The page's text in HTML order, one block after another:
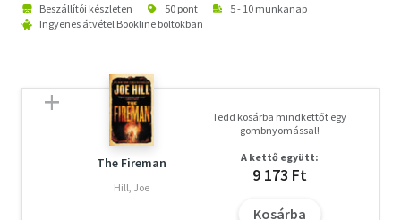
Beszállítói készleten 50 pont
5 - 10 munkanap
Ingyenes átvétel Bookline boltokban
The Fireman
Hill, Joe
Tedd kosárba mindkettőt egy
gombnyomással!
A kettő együtt:
9 173 Ft
Kosárba